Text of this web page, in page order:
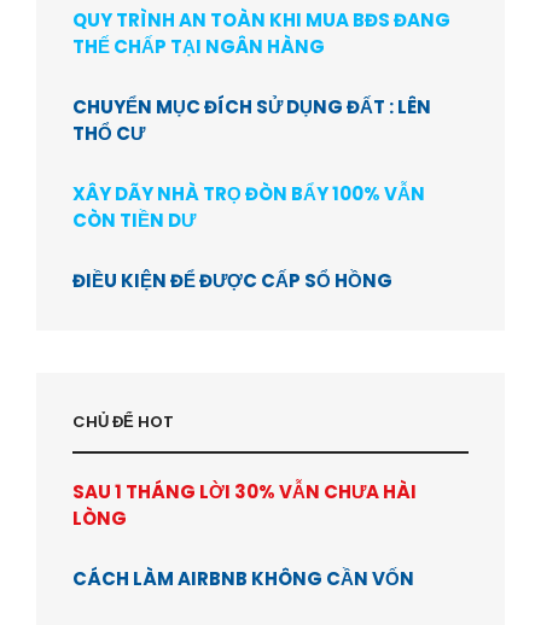
QUY TRÌNH AN TOÀN KHI MUA BĐS ĐANG
THẾ CHẤP TẠI NGÂN HÀNG
CHUYỂN MỤC ĐÍCH SỬ DỤNG ĐẤT : LÊN
THỔ CƯ
XÂY DÃY NHÀ TRỌ ĐÒN BẨY 100% VẪN
CÒN TIỀN DƯ
ĐIỀU KIỆN ĐỂ ĐƯỢC CẤP SỔ HỒNG
CHỦ ĐỂ HOT
SAU 1 THÁNG LỜI 30% VẪN CHƯA HÀI
LÒNG
CÁCH LÀM AIRBNB KHÔNG CẦN VỐN